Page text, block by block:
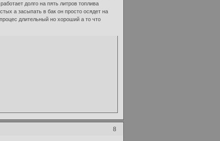
долго на пять литров топлива
а засыпать в бак он просто осядет на
длительный но хороший а то что
8